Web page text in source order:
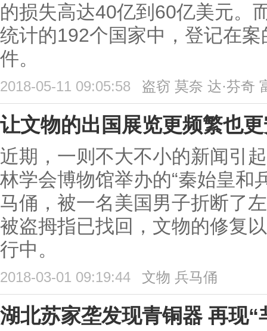
的损失高达40亿到60亿美元。
统计的192个国家中，登记在
件。
2018-05-11 09:05:58 盗窃 莫奈 达·芬奇
让文物的出国展览更频繁也
近期，一则不大不小的新闻引
林学会博物馆举办的“秦始皇和
马俑，被一名美国男子折断了
被盗拇指已找回，文物的修复
行中。
2018-03-01 09:19:44 文物 兵马俑
湖北苏家垄发现青铜器 再现“